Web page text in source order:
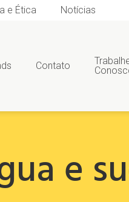
e Ética Notícias
Contato
e